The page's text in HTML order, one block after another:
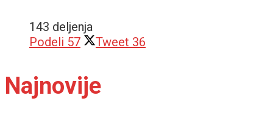
143 deljenja
Podeli 57 Tweet 36
Najnovije